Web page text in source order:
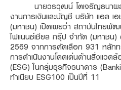
นายวรวุฒน์ โตเจริญธนาผล
งานการเงินและบัญชี บริษัท แอล เ
(มหาชน) เปิดเผยว่า สถาบันไทยพั
ไฟแนนซ์เชียล กรุ๊ป จำกัด (มหาชน
2569 จากการคัดเลือก 931 หลัก
การดำเนินงานโดดเด่นด้านสิ่งแวด
(ESG) ในกลุ่มธุรกิจธนาคาร
ทำเนียบ ESG100 เป็นปีที่ 11